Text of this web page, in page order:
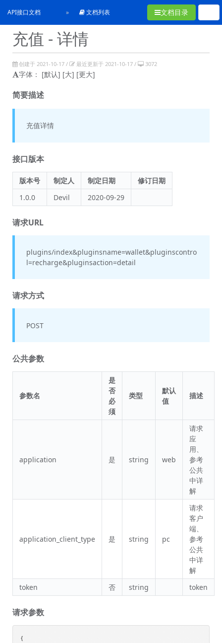
API接口文档 文档列表 文档目录
充值 - 详情
创建于 2021-10-17 / 最近更新于 2021-10-17 / 3072
字体： [默认] [大] [更大]
简要描述
充值详情
接口版本
版本号 制定人 制定日期
修订日期
1.0.0
Devil 2020-09-29
请求URL
plugins/index&pluginsname=wallet&pluginscontro
l=recharge&pluginsaction=detail
请求方式
POST
公共参数
参数名
是
否
必
须
类型
默认
值
描述
application 是 string web
请求
应
用、
参考
公共
中详
解
application_client_type 是 string pc
请求
客户
端、
参考
公共
中详
解
token
否 string token
请求参数
{